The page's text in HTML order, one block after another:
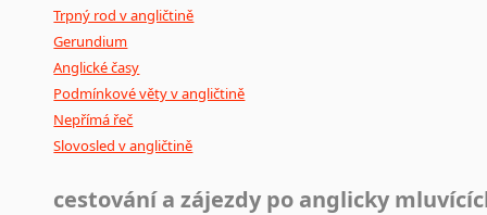
Trpný rod v angličtině
Gerundium
Anglické časy
Podmínkové věty v angličtině
Nepřímá řeč
Slovosled v angličtině
cestování a zájezdy po anglicky